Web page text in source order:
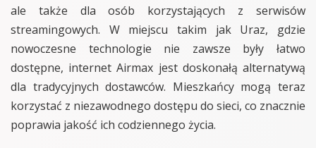
ale także dla osób korzystających z serwisów
streamingowych. W miejscu takim jak Uraz, gdzie
nowoczesne technologie nie zawsze były łatwo
dostępne, internet Airmax jest doskonałą alternatywą
dla tradycyjnych dostawców. Mieszkańcy mogą teraz
korzystać z niezawodnego dostępu do sieci, co znacznie
poprawia jakość ich codziennego życia.